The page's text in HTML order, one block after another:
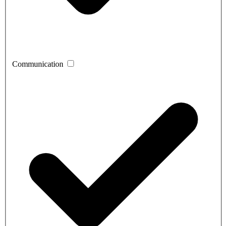
Communication